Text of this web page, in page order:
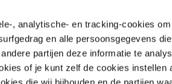
, analytische- en tracking-cookies
en alle persoonsgegevens
partijen deze informatie te
of je kunt zelf de cookies instellen